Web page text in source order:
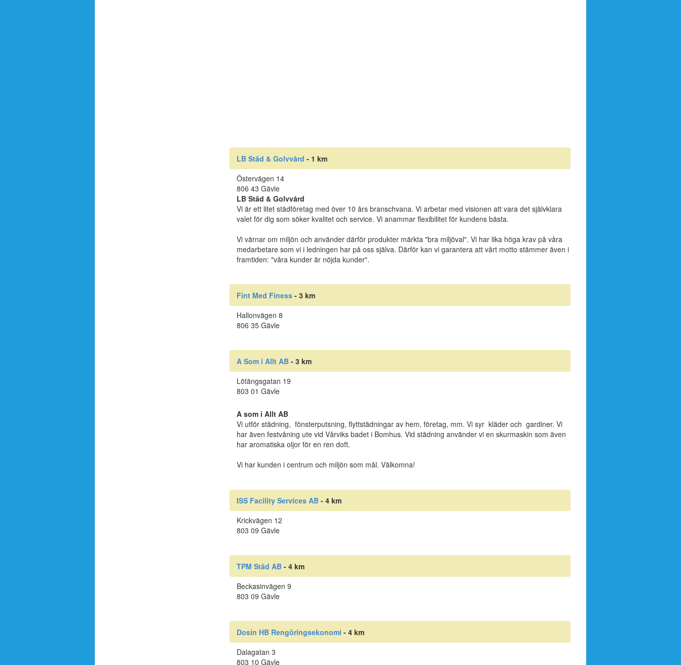
LB Städ & Golvvård - 1 km
Östervägen 14
806 43 Gävle
LB Städ & Golvvård
Vi är ett litet städföretag med över 10 års branschvana. Vi arbetar med visionen att vara det självklara
valet för dig som söker kvalitet och service. Vi anammar flexibilitet för kundens bästa.
Vi värnar om miljön och använder därför produkter märkta "bra miljöval". Vi har lika höga krav på våra
medarbetare som vi i ledningen har på oss själva. Därför kan vi garantera att vårt motto stämmer även i
framtiden: "våra kunder är nöjda kunder".
Fint Med Finess- 3 km
Hallonvägen 8
806 35 Gävle
A Som i Allt AB- 3 km
Lötängsgatan 19
803 01 Gävle
A som i Allt AB
Vi utför städning, fönsterputsning, flyttstädningar av hem, företag, mm. Vi syr kläder och gardiner. Vi
har även festvåning ute vid Vårviks badet i Bomhus. Vid städning använder vi en skurmaskin som även
har aromatiska oljor för en ren doft.
Vi har kunden i centrum och miljön som mål. Välkomna!
ISS Facility Services AB- 4 km
Krickvägen 12
803 09 Gävle
TPM Städ AB- 4 km
Beckasinvägen 9
803 09 Gävle
Dosin HB Rengöringsekonomi - 4 km
Dalagatan 3
803 10 Gävle